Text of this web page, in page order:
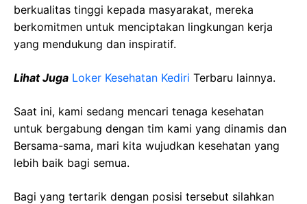
berkualitas tinggi kepada masyarakat, mereka
berkomitmen untuk menciptakan lingkungan kerja
yang mendukung dan inspiratif.
Lihat Juga Loker Kesehatan Kediri Terbaru lainnya.
Saat ini, kami sedang mencari tenaga kesehatan
untuk bergabung dengan tim kami yang dinamis dan
Bersama-sama, mari kita wujudkan kesehatan yang
lebih baik bagi semua.
Bagi yang tertarik dengan posisi tersebut silahkan